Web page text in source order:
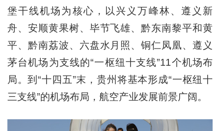
堡干线机场为核心，以兴义万峰林、遵义新
舟、安顺黄果树、毕节飞雄、黔东南黎平和黄
平、黔南荔波、六盘水月照、铜仁凤凰、遵义
茅台机场为支线的“一枢纽十支线”11个机场布
局。到“十四五”末，贵州将基本形成“一枢纽十
三支线”的机场布局，航空产业发展前景广阔。